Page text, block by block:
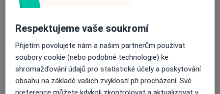
Přiblížit mapu
se otevře v nové záložce
Dostupnost
Na této adrese online kalendář není aktivní
Co mám v takové situaci udělat?
Respektujeme vaše soukromí
Přijetím povolujete nám a našim partnerům používat
soubory cookie (nebo podobné technologie) ke
shromažďování údajů pro statistické účely a poskytování
obsahu na základě vašich zvyklostí při procházení. Své